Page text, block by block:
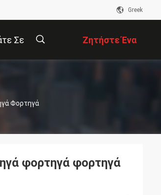
Greek
Σε Ζητήστε Ένα
Απόσπασμα
Φορτηγά
φορτηγά φορτηγά